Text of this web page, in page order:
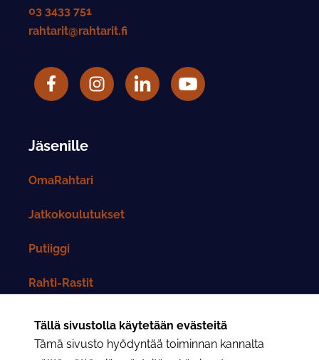
Tällä sivustolla käytetään evästeitä
Tämä sivusto hyödyntää toiminnan kannalta
03 3433 751
rahtarit@rahtarit.fi
FacebookRahtarit ry Instagram-tili
LinkedIn Rahtarit ry YouTube-tili
Jäsenille
OmaRahtari
Jatkokoulutukset
Putiiggi
Rahti-Rastit
Rahtarit-lehti